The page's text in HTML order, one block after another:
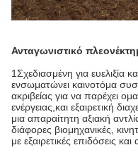
Ανταγωνιστικό
1Σχεδιασμένη για ευελιξία
ενσωματώνει καινοτόμα
ακριβείας για να παρέχει
ενέργειας,και εξαιρετική
μια απαραίτητη αξιακή
διάφορες βιομηχανικές,
με εξαιρετικές επιδόσεις